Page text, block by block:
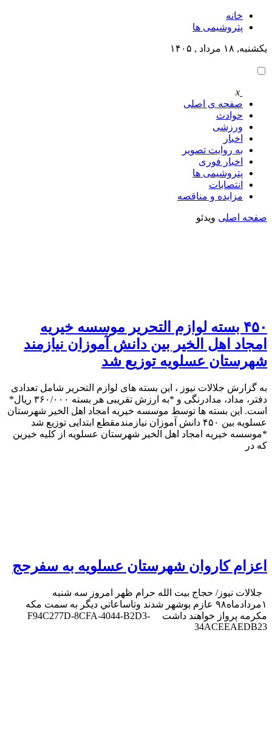
خانه
پتروشيمى ها
یکشنبه, ۱۸ مرداد , ۱۴۰۵
x
صفحه ی اصلی
حوادث
ورزشی
اخبار
به روایت تصویر
اخبار فوری
پتروشيمى ها
انتصابات
مزایده و مناقصه
صفحه اصلی ویدئو
۴۵۰ بسته لوازم التحریر موسسه خیریه
امجاد اهل الخیر بین دانش آموزان نیازمند
شهرستان عسلویه توزیع شد
به گزارش جلالات نیوز ، این بسته های لوازم التحریر شامل تعدادی
دفتر، مداد، مدادرنگی و *به ارزش تقریبی هر بسته ٣۶٠/٠٠٠ ریال*
است. این بسته ها توسط موسسه خیریه امجاد اهل الخیر شهرستان
عسلویه بین ۴۵٠ دانش آموزان نیازمندمقطع ابتدایی توزیع شد
*موسسه خیریه امجاد اهل الخیر شهرستان عسلویه از کلیه خیرین
که در
اعزام كاروان شهرستان عسلويه به سفرحج
جلالات نيوز/ حجاج بيت الله حرام ظهر امروز سه شنبه
١مردادماه٩٨ عازم بوشهر شدند وتاساعاتي ديگر به سمت مكه
مكرمه پرواز خواهند داشت F94C277D-8CFA-4044-B2D3-
34ACEEAEDB23